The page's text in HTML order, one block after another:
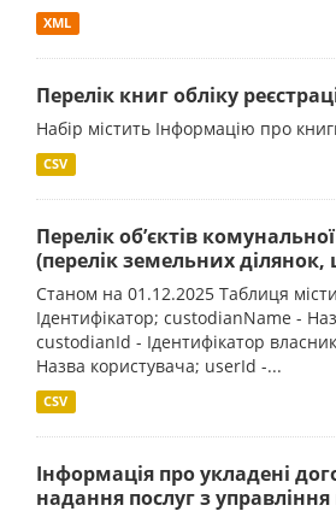
XML
Перелік книг обліку
Набір містить Інформацію про
CSV
Перелік об’єктів
(перелік земельних
Станом на 01.12.2025 Таблиця
Ідентифікатор; custodianName -
custodianId - Ідентифікатор
Назва користувача; userId -...
CSV
Інформація про укладені
надання послуг з